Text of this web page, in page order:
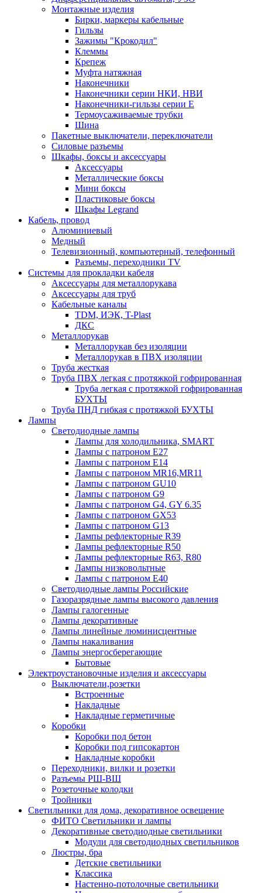
Монтажные изделия
Бирки, маркеры кабельные
Гильзы
Зажимы "Крокодил"
Клеммы
Крепеж
Муфта натяжная
Наконечники
Наконечники серии НКИ, НВИ
Наконечники-гильзы серии Е
Термоусаживаемые трубки
Шина
Пакетные выключатели, переключатели
Силовые разъемы
Шкафы, боксы и аксессуары
Аксессуары
Металлические боксы
Мини боксы
Пластиковые боксы
Шкафы Legrand
Кабель, провод
Алюминиевый
Медный
Телевизионный, компьютерный, телефонный
Разъемы, переходники TV
Системы для прокладки кабеля
Аксессуары для металлорукава
Аксессуары для труб
Кабельные каналы
TDM, ИЭК, T-Plast
ДКС
Металлорукав
Металлорукав без изоляции
Металлорукав в ПВХ изоляции
Труба жесткая
Труба ПВХ легкая с протяжкой гофрированная
Труба легкая с протяжкой гофрированная
БУХТЫ
Труба ПНД гибкая с протяжкой БУХТЫ
Лампы
Светодиодные лампы
Лампы для холодильника, SMART
Лампы с патроном E27
Лампы с патроном Е14
Лампы с патроном MR16,MR11
Лампы с патроном GU10
Лампы с патроном G9
Лампы с патроном G4, GY 6.35
Лампы с патроном GX53
Лампы с патроном G13
Лампы рефлекторные R39
Лампы рефлекторные R50
Лампы рефлекторные R63, R80
Лампы низковольтные
Лампы с патроном Е40
Светодиодные лампы Российские
Газоразрядные лампы высокого давления
Лампы галогенные
Лампы декоративные
Лампы линейные люминисцентные
Лампы накаливания
Лампы энергосберегающие
Бытовые
Электроустановочные изделия и аксессуары
Выключатели,розетки
Встроенные
Накладные
Накладные герметичные
Коробки
Коробки под бетон
Коробки под гипсокартон
Накладные коробки
Переходники, вилки и розетки
Разъемы РШ-ВШ
Розеточные колодки
Тройники
Светильники для дома, декоративное освещение
ФИТО Светильники и лампы
Декоративные светодиодные светильники
Модули для светодиодных светильников
Люстры, бра
Детские светильники
Классика
Настенно-потолочные светильники